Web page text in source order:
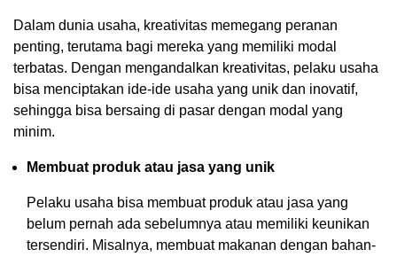
Dalam dunia usaha, kreativitas memegang peranan
penting, terutama bagi mereka yang memiliki modal
terbatas. Dengan mengandalkan kreativitas, pelaku usaha
bisa menciptakan ide-ide usaha yang unik dan inovatif,
sehingga bisa bersaing di pasar dengan modal yang
minim.
Membuat produk atau jasa yang unik
Pelaku usaha bisa membuat produk atau jasa yang
belum pernah ada sebelumnya atau memiliki keunikan
tersendiri. Misalnya, membuat makanan dengan bahan-